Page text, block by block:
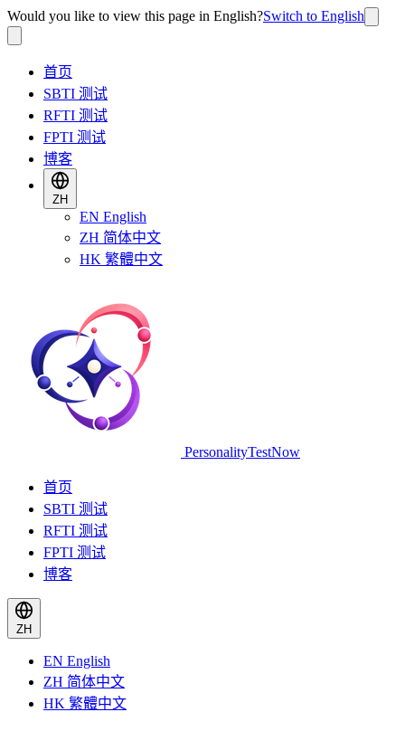
Would you like to view this page in English?Switch to English
首页
SBTI 测试
RFTI 测试
FPTI 测试
博客
ZH
EN English
ZH 简体中文
HK 繁體中文
PersonalityTestNow
首页
SBTI 测试
RFTI 测试
FPTI 测试
博客
ZH
EN English
ZH 简体中文
HK 繁體中文